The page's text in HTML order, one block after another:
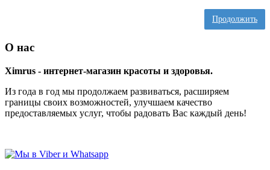
Продолжить
О нас
Ximrus - интернет-магазин красоты и здоровья.
Из года в год мы продолжаем развиваться, расширяем
границы своих возможностей, улучшаем качество
предоставляемых услуг, чтобы радовать Вас каждый день!